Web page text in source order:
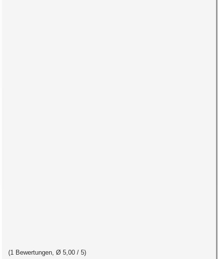
(1 Bewertungen, Ø5,00 / 5)